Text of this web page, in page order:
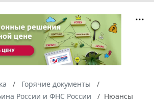
Горячие документы
России и ФНС России
Нюансы